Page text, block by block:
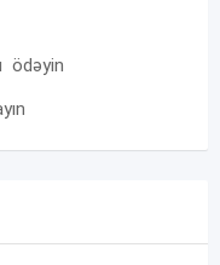
ödəyin